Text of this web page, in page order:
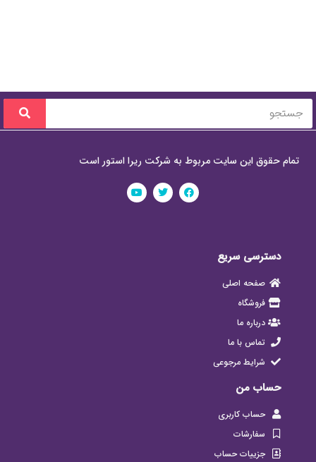
تمام حقوق این سایت مربوط به شرکت ریرا استور است
دسترسی سریع
صفحه اصلی
فروشگاه
درباره ما
تماس با ما
شرایط مرجوعی
حساب من
حساب کاربری
سفارشات
جزییات حساب